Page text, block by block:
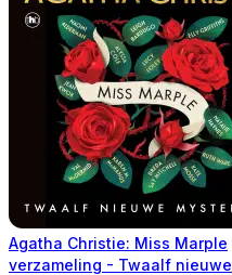
Agatha Christie: Miss Marple
verzameling - Twaalf nieuwe